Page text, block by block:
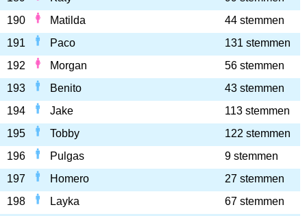
190
Matilda
44 stemmen
191
Paco
131 stemmen
192
Morgan
56 stemmen
193
Benito
43 stemmen
194
Jake
113 stemmen
195
Tobby
122 stemmen
196
Pulgas
9 stemmen
197
Homero
27 stemmen
198
Layka
67 stemmen